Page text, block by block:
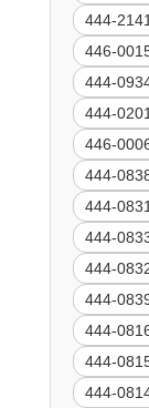
444-
446-
444-
444-
446-
444-
444-
444-
444-
444-
444-
444-
444-